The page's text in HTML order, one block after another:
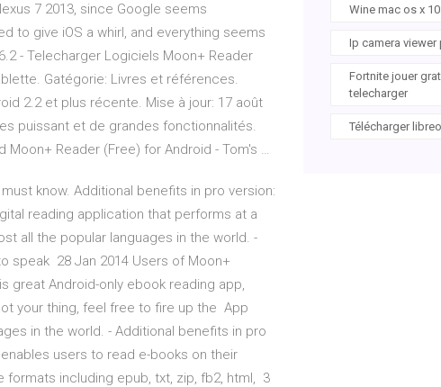
7 2013, since Google seems
to give iOS a whirl, and everything seems
- Telecharger Logiciels Moon+ Reader
Gatégorie: Livres et références.
2.2 et plus récente. Mise à jour: 17 août
puissant et de grandes fonctionnalités.
Reader (Free) for Android - Tom's …
know. Additional benefits in pro version:
reading application that performs at a
all the popular languages in the world. -
speak 28 Jan 2014 Users of Moon+
great Android-only ebook reading app,
your thing, feel free to fire up the App
in the world. - Additional benefits in pro
users to read e-books on their
including epub, txt, zip, fb2, html, 3
Wine mac os x
Ip camera
Fortnite jouer
telecharger
Télécharger